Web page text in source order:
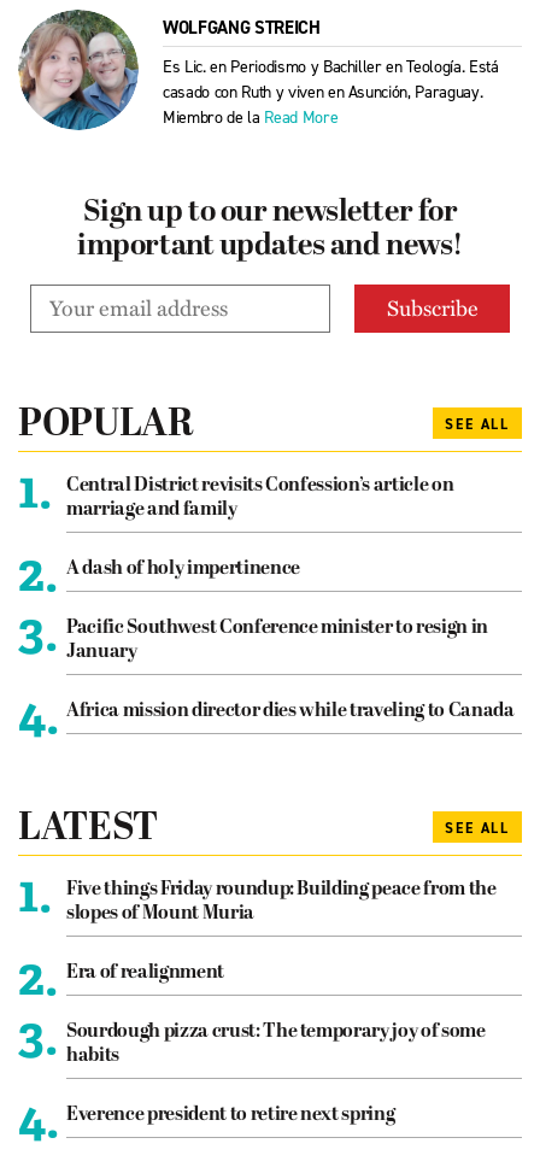
WOLFGANG STREICH
Es Lic. en Periodismo y Bachiller en Teología. Está
casado con Ruth y viven en Asunción, Paraguay.
Miembro de la Read More
Sign up to our newsletter for
important updates and news!
POPULAR SEE ALL
1.
Central District revisits Confession’s article on
marriage and family
2. A dash of holy impertinence
3. Pacific Southwest Conference minister to resign in
January
4. Africa mission director dies while traveling to Canada
LATEST SEE ALL
1.
Five things Friday roundup: Building peace from the
slopes of Mount Muria
2. Era of realignment
3. Sourdough pizza crust: The temporary joy of some
habits
4. Everence president to retire next spring